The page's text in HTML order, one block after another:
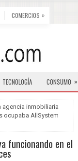
COMERCIOS »
TECNOLOGÍA CONSUMO »
agencia inmobiliaria
ocupaba AllSystem
funcionando en el